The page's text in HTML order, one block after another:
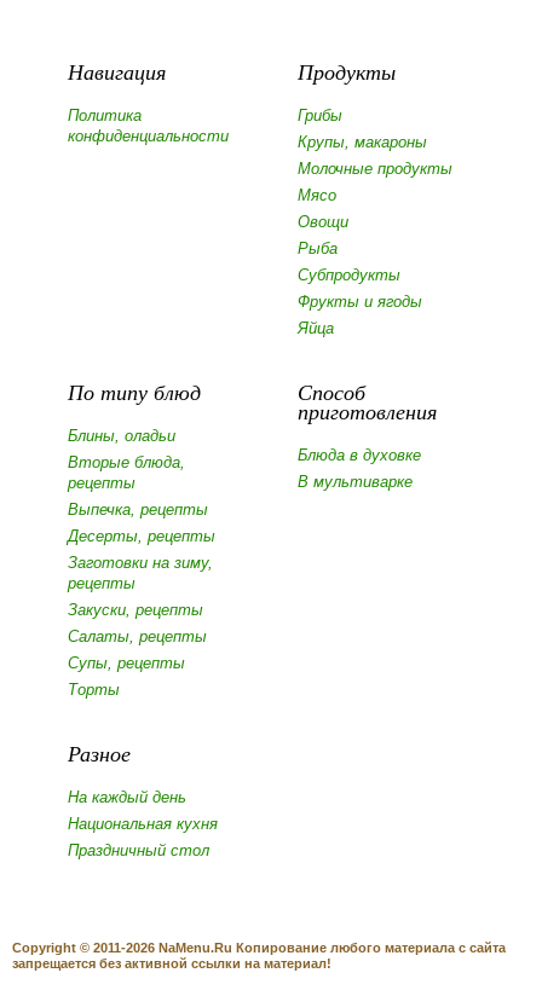
Навигация
Политика
конфиденциальности
Продукты
Грибы
Крупы, макароны
Молочные продукты
Мясо
Овощи
Рыба
Субпродукты
Фрукты и ягоды
Яйца
По типу блюд
Блины, оладьи
Вторые блюда,
рецепты
Выпечка, рецепты
Десерты, рецепты
Заготовки на зиму,
рецепты
Закуски, рецепты
Салаты, рецепты
Супы, рецепты
Торты
Способ
приготовления
Блюда в духовке
В мультиварке
Разное
На каждый день
Национальная кухня
Праздничный стол
Copyright © 2011-2026 NaMenu.Ru Копирование любого материала с сайта
запрещается без активной ссылки на материал!